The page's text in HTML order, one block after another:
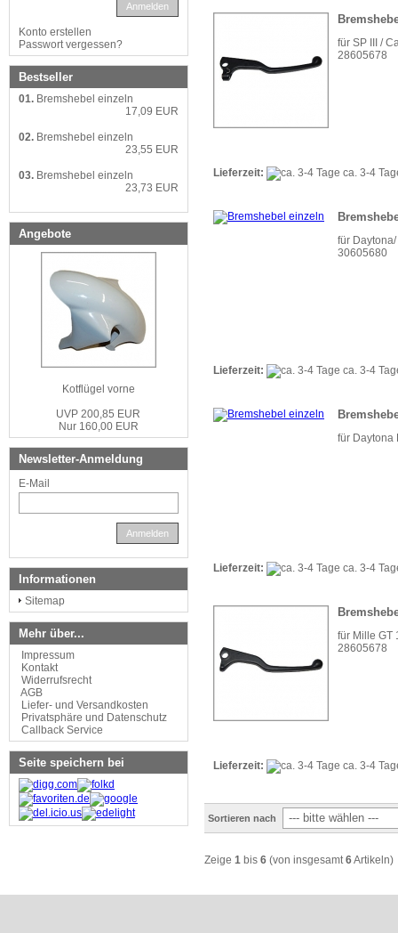
für SP III /
28605678
Lieferzeit: ca. 3-4
für
30605680
Lieferzeit: ca. 3-4
für Daytona
Lieferzeit: ca. 3-4
für Mille GT
28605678
Lieferzeit: ca. 3-4
Sortieren nach
Zeige 1 bis 6 (von insgesamt 6Artikeln)
Anmelden
Konto erstellen
Passwort vergessen?
Bestseller
01. Bremshebel einzeln
17,09 EUR
02. Bremshebel einzeln
23,55 EUR
03. Bremshebel einzeln
23,73 EUR
Angebote
Kotflügel vorne
UVP 200,85 EUR
Nur 160,00 EUR
Newsletter-Anmeldung
E-Mail
Anmelden
Informationen
Sitemap
Mehr über...
Impressum
Kontakt
Widerrufsrecht
AGB
Liefer- und Versandkosten
Privatsphäre und Datenschutz
Callback Service
Seite speichern bei